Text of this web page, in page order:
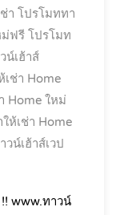
า โปรโมททา
ม่ฟรี โปรโมท
น์เฮ้าส์
เช่า Home
Home ใหม่
ห้เช่า Home
วน์เฮ้าส์เวป
www.ทาวน์